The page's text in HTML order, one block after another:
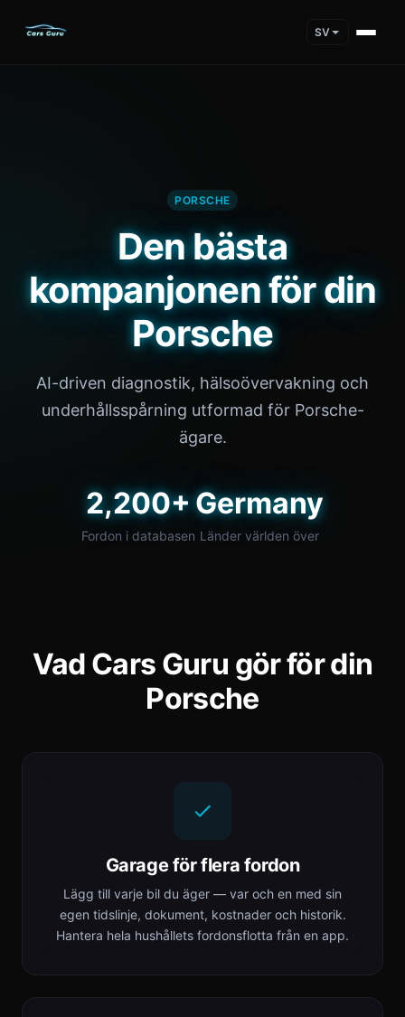
SV
PORSCHE
Den bästa
kompanjonen för din
Porsche
AI-driven diagnostik, hälsoövervakning och
underhållsspårning utformad för Porsche-
ägare.
2,200+
Fordon i databasen
Germany
Länder världen över
Vad Cars Guru gör för din
Porsche
Garage för flera fordon
Lägg till varje bil du äger — var och en med sin
egen tidslinje, dokument, kostnader och historik.
Hantera hela hushållets fordonsflotta från en app.